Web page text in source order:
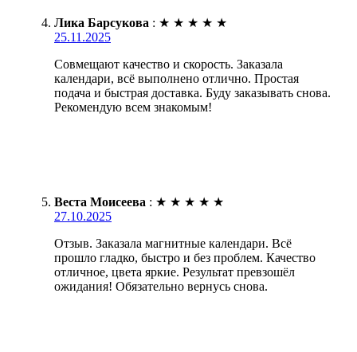
Лика Барсукова : ★ ★ ★ ★ ★
25.11.2025
Совмещают качество и скорость. Заказала
календари, всё выполнено отлично. Простая
подача и быстрая доставка. Буду заказывать снова.
Рекомендую всем знакомым!
Веста Моисеева : ★ ★ ★ ★ ★
27.10.2025
Отзыв. Заказала магнитные календари. Всё
прошло гладко, быстро и без проблем. Качество
отличное, цвета яркие. Результат превзошёл
ожидания! Обязательно вернусь снова.